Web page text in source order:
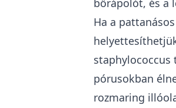
bőrápolót, és a
Ha a
pórusokban
rozmaring